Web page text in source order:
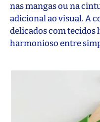
nas mangas ou na
adicional ao visual. A
delicados com
harmonioso entre